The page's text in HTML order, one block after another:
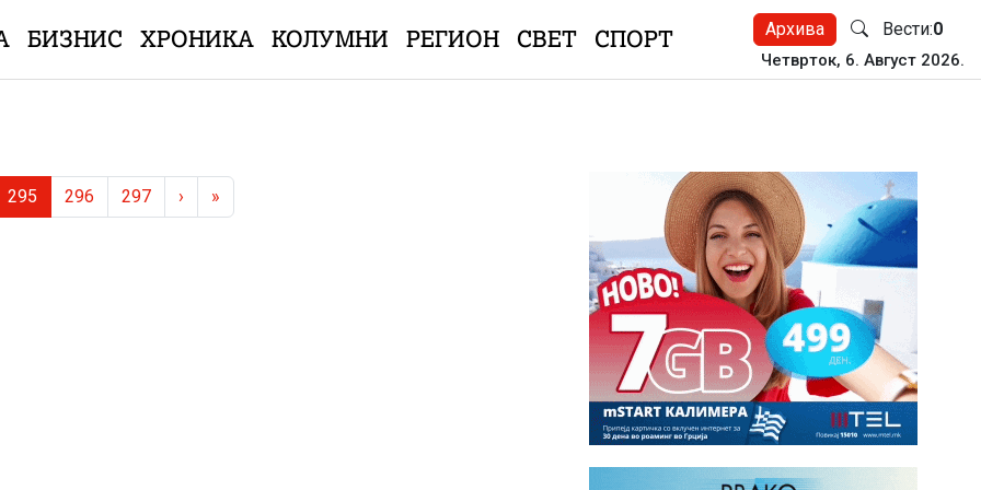
БИЗНИС ХРОНИКА КОЛУМНИ РЕГИОН СВЕТ СПОРТ Архива Вести:0
Четврток, 6. Август 2026.
Current Page
295 Page
296 Page
297 › »